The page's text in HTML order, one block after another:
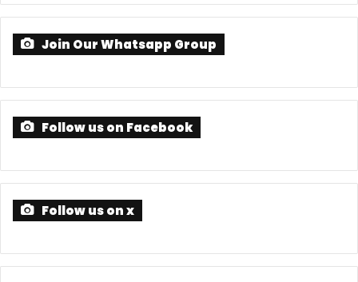
Join Our Whatsapp Group
Follow us on Facebook
Follow us on x